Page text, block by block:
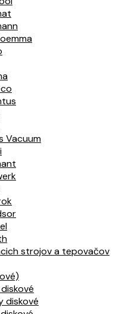
Vacuum
strojov a tepovačov
diskové